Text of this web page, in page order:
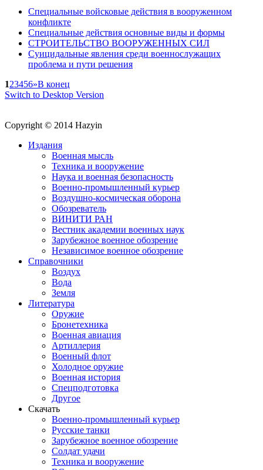
Специальные войсковые действия в вооруженном
конфликте
Специальные действия основные виды и формы
СТРОИТЕЛЬСТВО ВООРУЖЕННЫХ СИЛ
Суицидальные явления среди военнослужащих
проблема и пути решения
123456»В конец
Switch to Desktop Version
Copyright © 2014 Hazyin
Издания
Военная мысль
Техника и вооружение
Наука и военная безопасность
Военно-промышленный курьер
Воздушно-космическая оборона
Обозреватель
ВИНИТИ РАН
Вестник академии военных наук
Зарубежное военное обозрение
Независимое военное обозрение
Справочники
Воздух
Вода
Земля
Литература
Оружие
Бронетехника
Военная авиация
Артиллерия
Военный флот
Холодное оружие
Военная история
Спецподготовка
Другое
Скачать
Военно-промышленный курьер
Русские танки
Зарубежное военное обозрение
Солдат удачи
Техника и вооружение